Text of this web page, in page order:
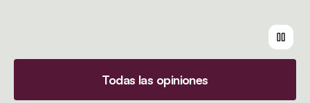
Todas las opiniones